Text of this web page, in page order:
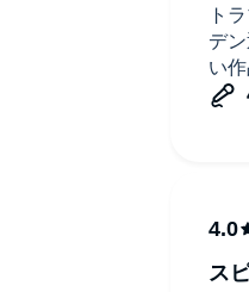
ト
デ
い作
ス